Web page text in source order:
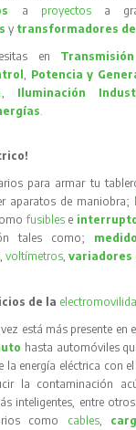
a proyectos
a
y transformadores
en
Potencia y
Iluminación
para armar tu
aparatos de maniobra;
fusibles e
tales como;
,voltímetros ,variadores
de la
está más presente en
hasta automóviles
la energía eléctrica con
la contaminación
inteligentes, entre
como cables,